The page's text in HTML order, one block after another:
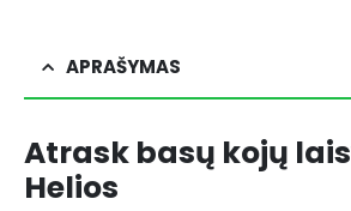
APRAŠYMAS
Atrask basų kojų
Helios